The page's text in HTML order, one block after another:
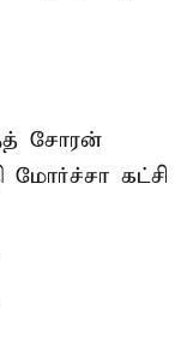
சோரன்
கட்சி